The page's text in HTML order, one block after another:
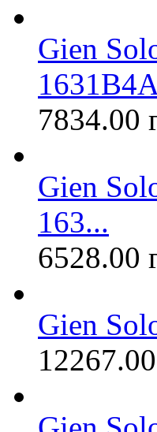
Gien
7834.00
Gien
163...
6528.00
Gien